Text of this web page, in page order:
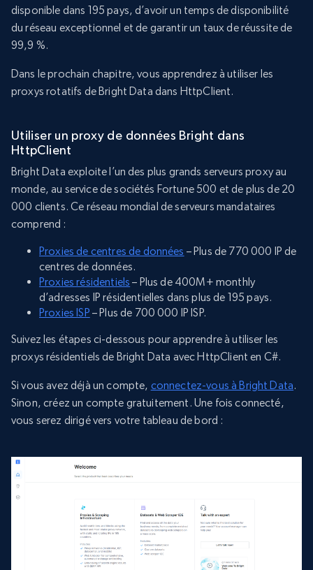
disponible dans 195 pays, d’avoir un temps de disponibilité
du réseau exceptionnel et de garantir un taux de réussite de
99,9 %.
Dans le prochain chapitre, vous apprendrez à utiliser les
proxys rotatifs de Bright Data dans HttpClient.
Utiliser un proxy de données Bright dans
HttpClient
Bright Data exploite l’un des plus grands serveurs proxy au
monde, au service de sociétés Fortune 500 et de plus de 20
000 clients. Ce réseau mondial de serveurs mandataires
comprend :
Proxies de centres de données – Plus de 770 000 IP de
centres de données.
Proxies résidentiels – Plus de 400M+ monthly
d’adresses IP résidentielles dans plus de 195 pays.
Proxies ISP – Plus de 700 000 IP ISP.
Suivez les étapes ci-dessous pour apprendre à utiliser les
proxys résidentiels de Bright Data avec HttpClient en C#.
Si vous avez déjà un compte, connectez-vous à Bright Data.
Sinon, créez un compte gratuitement. Une fois connecté,
vous serez dirigé vers votre tableau de bord :